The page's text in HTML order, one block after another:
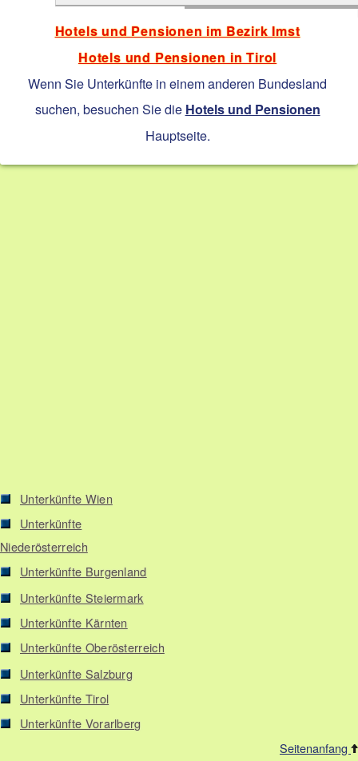
Hotels und Pensionen im Bezirk Imst
Hotels und Pensionen in Tirol
Wenn Sie Unterkünfte in einem anderen Bundesland
suchen, besuchen Sie die Hotels und Pensionen
Hauptseite.
Unterkünfte Wien
Unterkünfte
Niederösterreich
Unterkünfte Burgenland
Unterkünfte Steiermark
Unterkünfte Kärnten
Unterkünfte Oberösterreich
Unterkünfte Salzburg
Unterkünfte Tirol
Unterkünfte Vorarlberg
Seitenanfang